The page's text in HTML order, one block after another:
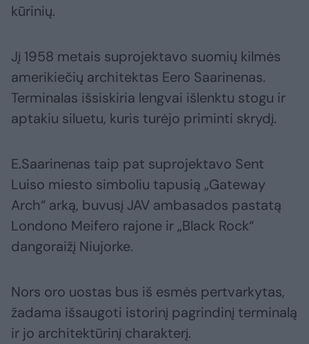
kūrinių.
Jį 1958 metais suprojektavo suomių kilmės
amerikiečių architektas Eero Saarinenas.
Terminalas išsiskiria lengvai išlenktu stogu ir
aptakiu siluetu, kuris turėjo priminti skrydį.
E.Saarinenas taip pat suprojektavo Sent
Luiso miesto simboliu tapusią „Gateway
Arch“ arką, buvusį JAV ambasados pastatą
Londono Meifero rajone ir „Black Rock“
dangoraižį Niujorke.
Nors oro uostas bus iš esmės pertvarkytas,
žadama išsaugoti istorinį pagrindinį terminalą
ir jo architektūrinį charakterį.